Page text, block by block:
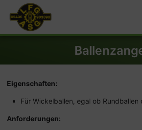
Eigenschaften:
Für Wickelballen, egal ob Rundballen
Anforderungen: